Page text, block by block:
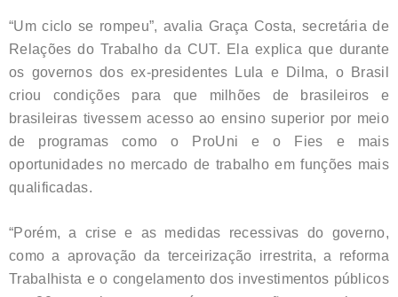
“Um ciclo se rompeu”, avalia Graça Costa, secretária de
Relações do Trabalho da CUT. Ela explica que durante
os governos dos ex-presidentes Lula e Dilma, o Brasil
criou condições para que milhões de brasileiros e
brasileiras tivessem acesso ao ensino superior por meio
de programas como o ProUni e o Fies e mais
oportunidades no mercado de trabalho em funções mais
qualificadas.
“Porém, a crise e as medidas recessivas do governo,
como a aprovação da terceirização irrestrita, a reforma
Trabalhista e o congelamento dos investimentos públicos